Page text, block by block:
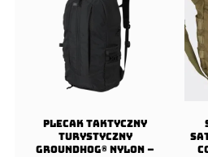
Plecak taktyczny
turystyczny
Groundhog® Nylon –